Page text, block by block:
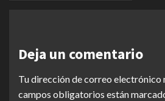
Deja un comentario
Tu dirección de correo electrónico
campos obligatorios están